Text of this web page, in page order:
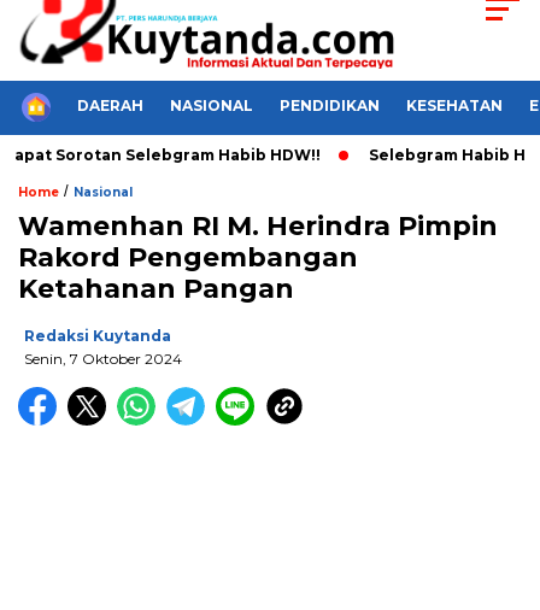
HOMEDAERAH NASIONAL PENDIDIKAN KESEHATAN
Sorotan Selebgram Habib HDW!! Selebgram Habib HDW
Home / Nasional
Wamenhan RI M. Herindra Pimpin
Rakord Pengembangan
Ketahanan Pangan
Redaksi Kuytanda
Senin, 7 Oktober 2024